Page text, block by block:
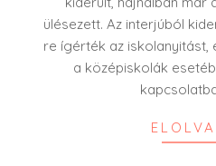
ülésezett. Az interjúból
re ígérték az iskolanyitást,
a középiskolák